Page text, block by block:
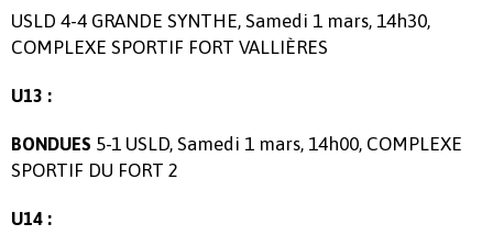
USLD 4-4 GRANDE SYNTHE, Samedi 1 mars, 14h30,
COMPLEXE SPORTIF FORT VALLIÈRES
U13 :
BONDUES 5-1 USLD, Samedi 1 mars, 14h00, COMPLEXE
SPORTIF DU FORT 2
U14 :